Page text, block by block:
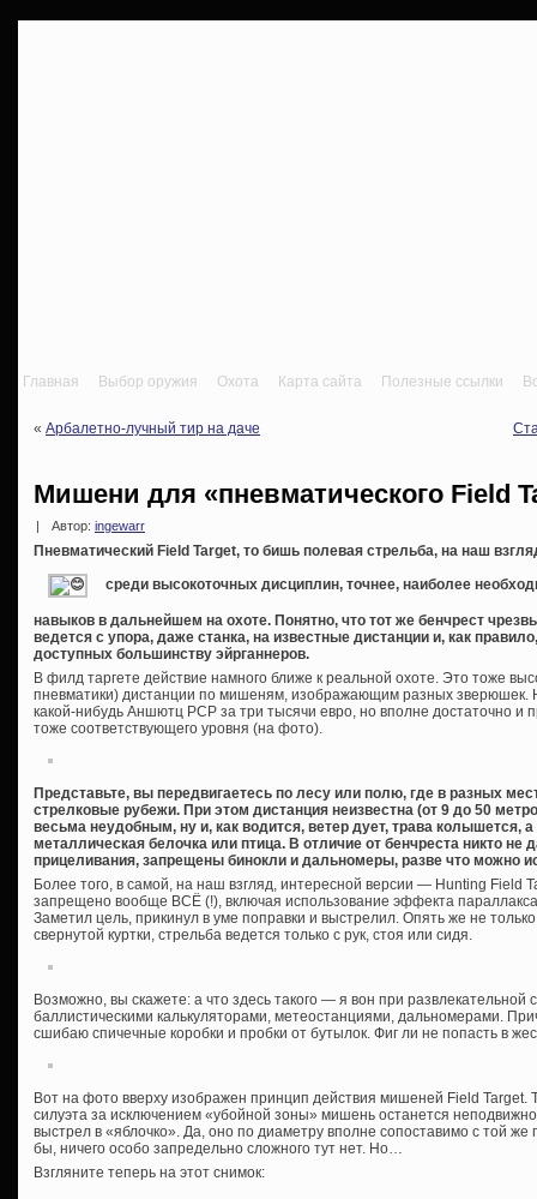
Главная Выбор оружия Охота Карта сайта Полезные ссылки
« Арбалетно-лучный тир на даче
Мишени для «пневматического Field
| Автор: ingewarr
Пневматический Field Target, то бишь полевая стрельба, на наш
среди высокоточных дисциплин, точнее, наиболее
навыков в дальнейшем на охоте. Понятно, что тот же бенчрест
ведется с упора, даже станка, на известные дистанции и, как
доступных большинству эйрганнеров.
В филд таргете действие намного ближе к реальной охоте. Это тоже
пневматики) дистанции по мишеням, изображающим разных зверюшек.
какой-нибудь Аншютц PCP за три тысячи евро, но вполне достаточно и
тоже соответствующего уровня (на фото).
Представьте, вы передвигаетесь по лесу или полю, где в разных
стрелковые рубежи. При этом дистанция неизвестна (от 9 до 50
весьма неудобным, ну и, как водится, ветер дует, трава колышется, а
металлическая белочка или птица. В отличие от бенчреста никто не
прицеливания, запрещены бинокли и дальномеры, разве что можно
Более того, в самой, на наш взгляд, интересной версии — Hunting Field
запрещено вообще ВСЁ (!), включая использование эффекта
Заметил цель, прикинул в уме поправки и выстрелил. Опять же не
свернутой куртки, стрельба ведется только с рук, стоя или сидя.
Возможно, вы скажете: а что здесь такого — я вон при развлекательной
баллистическими калькуляторами, метеостанциями, дальномерами.
сшибаю спичечные коробки и пробки от бутылок. Фиг ли не попасть в
Вот на фото вверху изображен принцип действия мишеней Field Target.
силуэта за исключением «убойной зоны» мишень останется
выстрел в «яблочко». Да, оно по диаметру вполне сопоставимо с той
бы, ничего особо запредельно сложного тут нет. Но…
Взгляните теперь на этот снимок: